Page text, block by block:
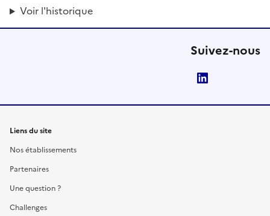
Voir l'historique
Suivez-nous
Liens du site
Nos établissements
Partenaires
Une question ?
Challenges